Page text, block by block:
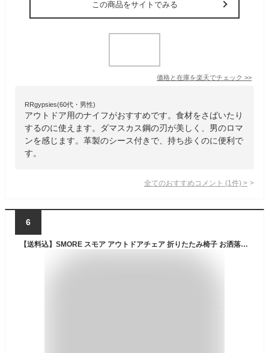
この商品をサイトでみる
価格と在庫を楽天でチェック >>
RRgypsies(60代・男性)
アウトドア用のナイフがおすすめです。食材をさばいたり
するのに使えます。ダマスカス鋼の刃が美しく、男のロマ
ンを感じます。革製のシース付きで、持ち歩くのに便利で
す。
全てのおすすめコメント (1 件) >
6
【送料込】SMORE スモア アウトドアチェア 折りたたみ椅子 お洒落 かわいい アウトドアチェア 折りたたみ おしゃれ アルミ ハイチェア オックスフォード 背面ポケット 持ち運び 収納袋付き 簡単ワンタッチ設置 Alumi High Armchair ランキング 持ち物 実用品 プレゼント